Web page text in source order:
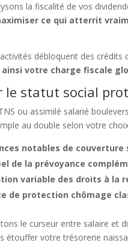
la fiscalité de vos
ce qui atterrit
débloquent des
votre charge fiscale
le statut social
ou assimilé salarié
au double selon votre
notables de
de la prévoyance
variable des droits à la
de protection chômage
le curseur entre salaire et
étouffer votre trésorerie